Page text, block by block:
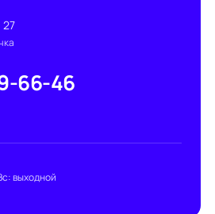
27
66-46
выходной